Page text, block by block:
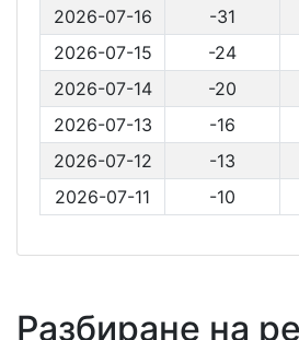
2026-07-16
-31
2026-07-15
-24
2026-07-14
-20
2026-07-13
-16
2026-07-12
-13
2026-07-11
-10
Разбиране на